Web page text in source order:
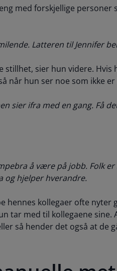
med forskjellige personer
Latteren til Jennifer
stillhet, sier hun videre.
når hun ser noe som ikke er
sier ifra med en gang. Få
å være på jobb. Folk
og hjelper hverandre.
hennes kollegaer ofte nyter
tar med til kollegaene sine.
så hender det også at de